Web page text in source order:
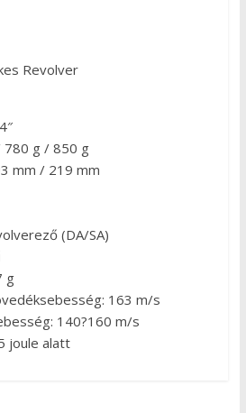
Revolver
780 g / 850 g
mm / 219 mm
(DA/SA)
g
163 m/s
140?160 m/s
joule alatt